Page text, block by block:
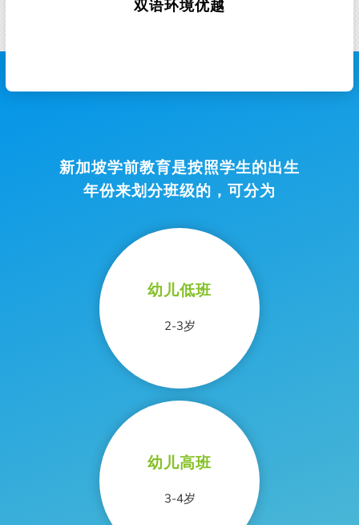
双语环境优越
会
新加坡学前教育是按照学生的出生
年份来划分班级的，可分为
幼儿低班
2-3岁
幼儿高班
3-4岁